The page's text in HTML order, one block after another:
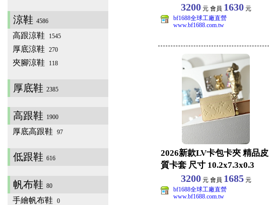
涼鞋 4586
高跟涼鞋 1545
厚底涼鞋 270
夾腳涼鞋 118
厚底鞋 2385
高跟鞋 1900
厚底高跟鞋 97
低跟鞋 616
帆布鞋 80
手繪帆布鞋 0
3200元 會員 1630元
bf1688全球工廠直營
www.bf1688.com.tw
2026新款LV卡包卡夾 精品皮
質卡套 尺寸 10.2x7.3x0.3
3200元 會員 1685元
bf1688全球工廠直營
www.bf1688.com.tw